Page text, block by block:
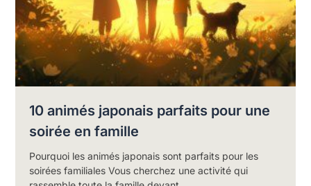
10 animés japonais parfaits pour une
soirée en famille
Pourquoi les animés japonais sont parfaits pour les
soirées familiales Vous cherchez une activité qui